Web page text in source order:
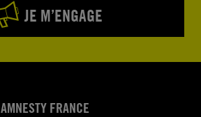
JE M’ENGAGE
AMNESTY FRANCE